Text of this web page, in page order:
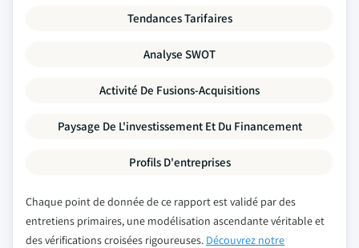
Tendances Tarifaires
Analyse SWOT
Activité De Fusions-Acquisitions
Paysage De L'investissement Et Du Financement
Profils D'entreprises
Chaque point de donnée de ce rapport est validé par des
entretiens primaires, une modélisation ascendante véritable et
des vérifications croisées rigoureuses. Découvrez notre